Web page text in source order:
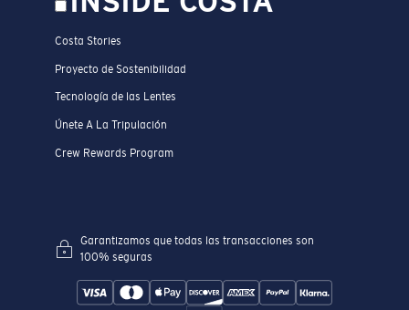
Costa Stories
Proyecto de Sostenibilidad
Tecnología de las Lentes
Únete A La Tripulación
Crew Rewards Program
Garantizamos que todas las transacciones son
100% seguras